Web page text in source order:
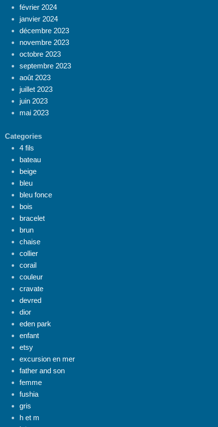
février 2024
janvier 2024
décembre 2023
novembre 2023
octobre 2023
septembre 2023
août 2023
juillet 2023
juin 2023
mai 2023
Categories
4 fils
bateau
beige
bleu
bleu fonce
bois
bracelet
brun
chaise
collier
corail
couleur
cravate
devred
dior
eden park
enfant
etsy
excursion en mer
father and son
femme
fushia
gris
h et m